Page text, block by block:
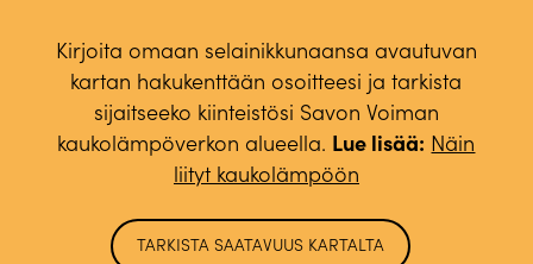
Kirjoita omaan selainikkunaansa avautuvan
kartan hakukenttään osoitteesi ja tarkista
sijaitseeko kiinteistösi Savon Voiman
kaukolämpöverkon alueella. Lue lisää: Näin
liityt kaukolämpöön
TARKISTA SAATAVUUS KARTALTA